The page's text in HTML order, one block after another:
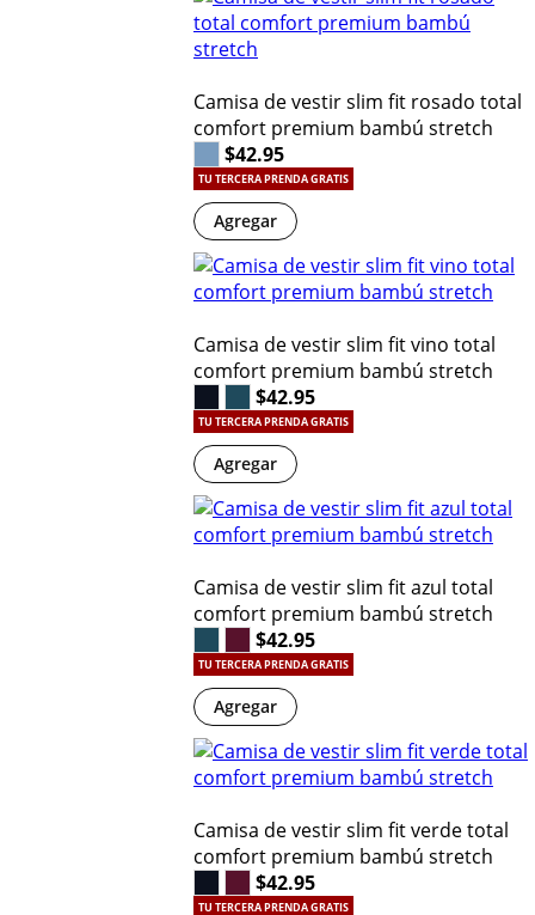
Camisa de vestir slim fit rosado total
comfort premium bambú stretch
$42.95
TU TERCERA PRENDA GRATIS
Agregar
Camisa de vestir slim fit vino total
comfort premium bambú stretch
$42.95
TU TERCERA PRENDA GRATIS
Agregar
Camisa de vestir slim fit azul total
comfort premium bambú stretch
$42.95
TU TERCERA PRENDA GRATIS
Agregar
Camisa de vestir slim fit verde total
comfort premium bambú stretch
$42.95
TU TERCERA PRENDA GRATIS